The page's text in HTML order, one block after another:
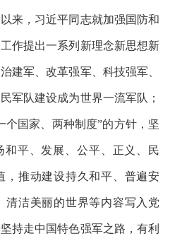
，习近平同志就加强国防和
作提出一系列新理念新思想新
建军、改革强军、科技强军、
军队建设成为世界一流军队；
个国家、两种制度”的方针，坚
和平、发展、公平、正义、民
，推动建设持久和平、普遍安
清洁美丽的世界等内容写入党
持走中国特色强军之路，有利